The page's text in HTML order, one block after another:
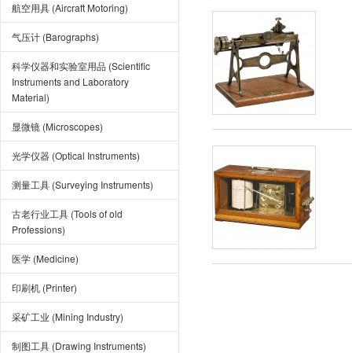
航空用具 (Aircraft Motoring)
气压计 (Barographs)
科学仪器和实验室用品 (Scientific
Instruments and Laboratory
Material)
显微镜 (Microscopes)
光学仪器 (Optical Instruments)
测量工具 (Surveying Instruments)
古老行业工具 (Tools of old
Professions)
医学 (Medicine)
印刷机 (Printer)
采矿工业 (Mining Industry)
制图工具 (Drawing Instruments)